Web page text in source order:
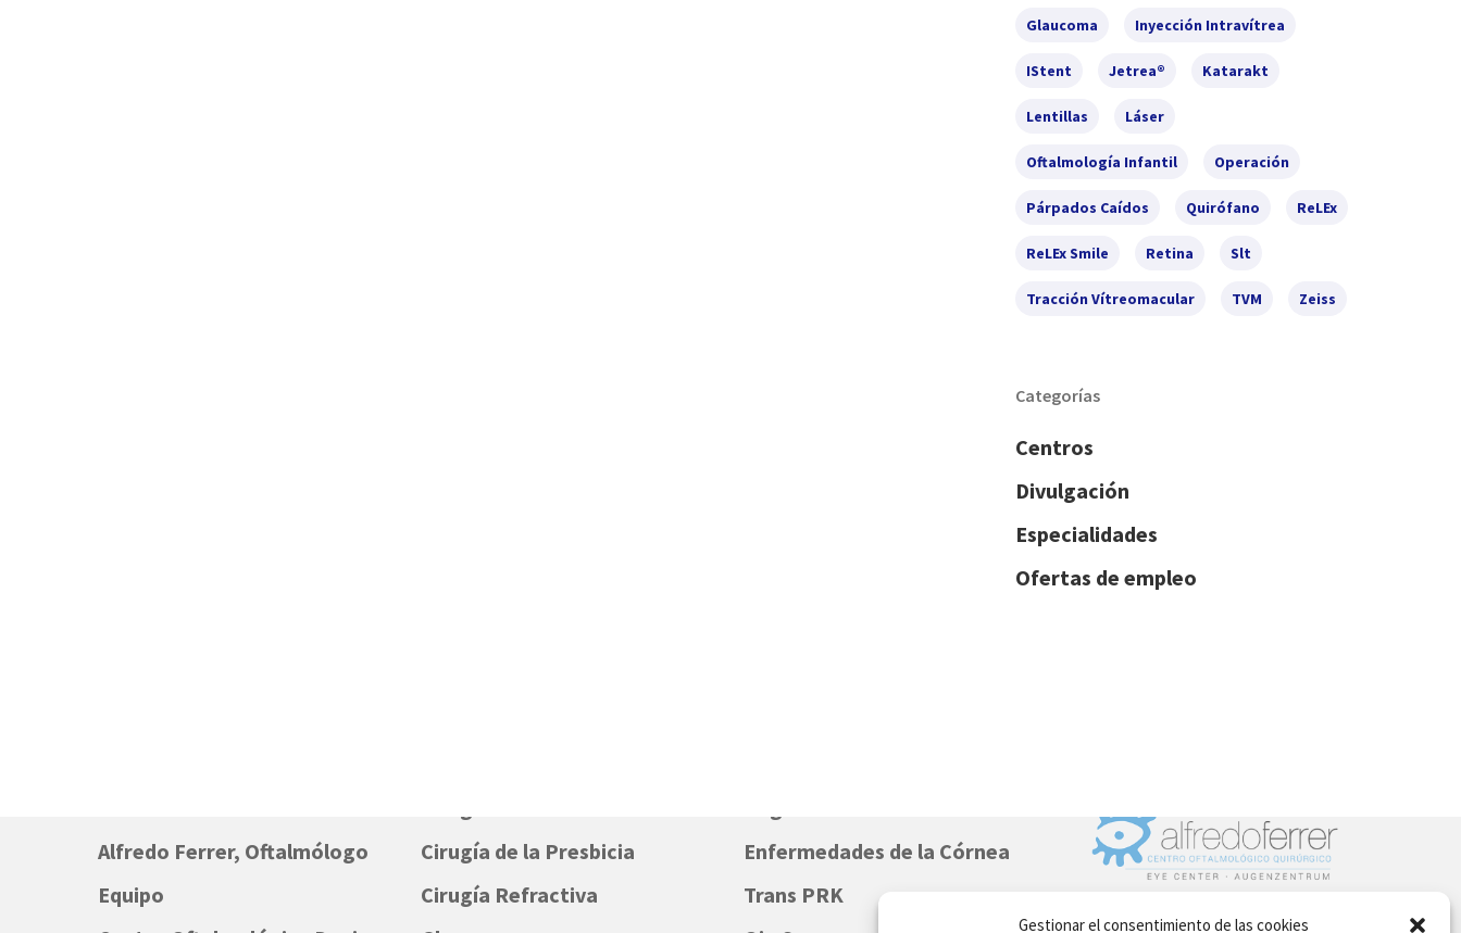
Gestionar el consentimiento de las cookies
Glaucoma Inyección Intravítrea
IStent Jetrea® Katarakt
Lentillas Láser
Oftalmología Infantil Operación
Párpados Caídos Quirófano ReLEx
ReLEx Smile Retina Slt
Tracción Vítreomacular TVM Zeiss
Categorías
Centros
Divulgación
Especialidades
Ofertas de empleo
Alfredo Ferrer, Oftalmólogo
Equipo
Cirugía de la Presbicia
Cirugía Refractiva
Enfermedades de la Córnea
Trans PRK